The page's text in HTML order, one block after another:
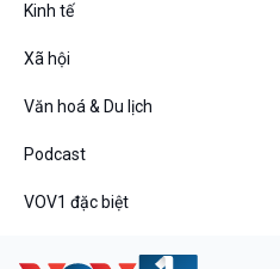
Kinh tế
Xã hội
Văn hoá & Du lịch
Podcast
VOV1 đặc biệt